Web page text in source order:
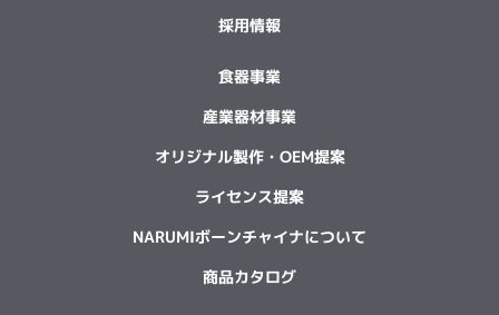
採用情報
食器事業
産業器材事業
オリジナル製作・OEM提案
ライセンス提案
NARUMIボーンチャイナについて
商品カタログ